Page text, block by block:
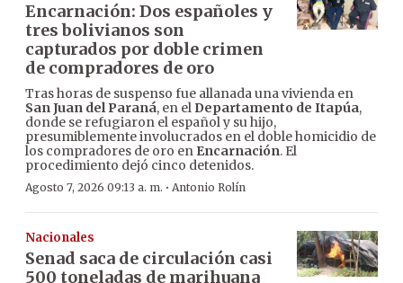
Encarnación: Dos españoles y
tres bolivianos son
capturados por doble crimen
de compradores de oro
Tras horas de suspenso fue allanada una vivienda en
San Juan del Paraná, en el Departamento de Itapúa,
donde se refugiaron el español y su hijo,
presumiblemente involucrados en el doble homicidio de
los compradores de oro en Encarnación. El
procedimiento dejó cinco detenidos.
Agosto 7, 2026 09:13 a. m. · Antonio Rolín
Nacionales
Senad saca de circulación casi
500 toneladas de marihuana